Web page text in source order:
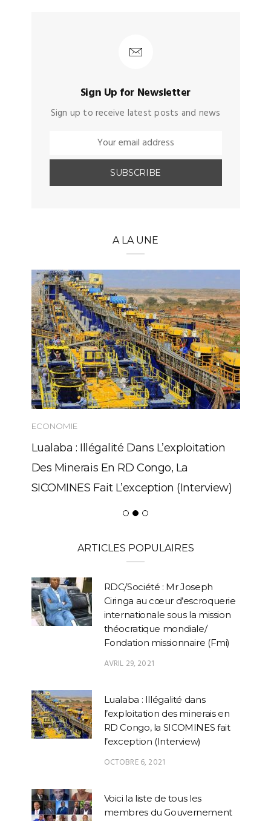
Sign Up for Newsletter
Sign up to receive latest posts and news
A LA UNE
ECONOMIE
Lualaba : Illégalité Dans L’exploitation
Des Minerais En RD Congo, La
SICOMINES Fait L’exception (Interview)
ARTICLES POPULAIRES
RDC/Société : Mr Joseph
Ciringa au cœur d’escroquerie
internationale sous la mission
théocratique mondiale/
Fondation missionnaire (Fmi)
AVRIL 29, 2021
Lualaba : Illégalité dans
l’exploitation des minerais en
RD Congo, la SICOMINES fait
l’exception (Interview)
OCTOBRE 6, 2021
Voici la liste de tous les
membres du Gouvernement